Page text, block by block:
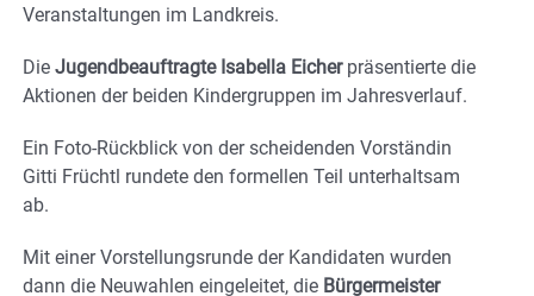
Veranstaltungen im Landkreis.
Die Jugendbeauftragte Isabella Eicherpräsentierte die
Aktionen der beiden Kindergruppen im Jahresverlauf.
Ein Foto-Rückblick von der scheidenden Vorständin
Gitti Früchtl rundete den formellen Teil unterhaltsam
ab.
Mit einer Vorstellungsrunde der Kandidaten wurden
dann die Neuwahlen eingeleitet, die Bürgermeister